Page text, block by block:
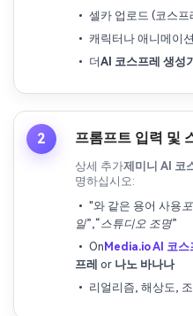
• 셀카 업로드 (코스프
• 캐릭터나 애니메이
• 더AI 코스프레 생성기
2 프롬프트 입력 및
상세 추가제미니 AI 코
명하십시오:
• "와 같은 용어 사용
일”,“스튜디오 조명”
• On Media.io AI 코스
프레 or 나노 바나나
• 리얼리즘, 해상도,